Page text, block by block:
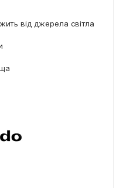
від джерела світла